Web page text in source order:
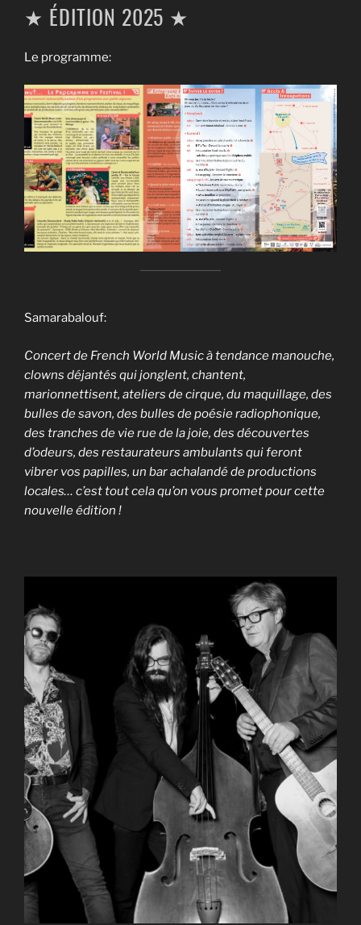
★ ÉDITION 2025 ★
Le programme:
Samarabalouf:
Concert de French World Music à tendance manouche,
clowns déjantés qui jonglent, chantent,
marionnettisent, ateliers de cirque, du maquillage, des
bulles de savon, des bulles de poésie radiophonique,
des tranches de vie rue de la joie, des découvertes
d’odeurs, des restaurateurs ambulants qui feront
vibrer vos papilles, un bar achalandé de productions
locales… c’est tout cela qu’on vous promet pour cette
nouvelle édition !